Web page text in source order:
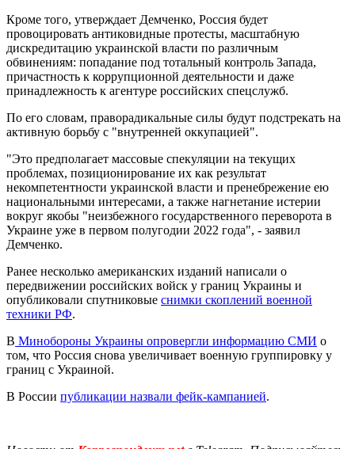
Кроме того, утверждает Демченко, Россия будет
провоцировать антиковидные протесты, масштабную
дискредитацию украинской власти по различным
обвинениям: попадание под тотальный контроль Запада,
причастность к коррупционной деятельности и даже
принадлежность к агентуре российских спецслужб.
По его словам, праворадикальные силы будут подстрекать на
активную борьбу с "внутренней оккупацией".
"Это предполагает массовые спекуляции на текущих
проблемах, позиционирование их как результат
некомпетентности украинской власти и пренебрежение ею
национальными интересами, а также нагнетание истерии
вокруг якобы "неизбежного государственного переворота в
Украине уже в первом полугодии 2022 года", - заявил
Демченко.
Ранее несколько американских изданий написали о
передвижении российских войск у границ Украины и
опубликовали спутниковые снимки скоплений военной
техники РФ.
В Минобороны Украины опровергли информацию СМИ о
том, что Россия снова увеличивает военную группировку у
границ с Украиной.
В России публикации назвали фейк-кампанией.